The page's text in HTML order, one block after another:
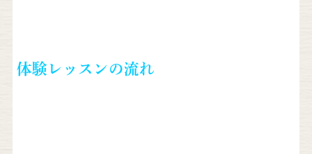
体験レッスンの流れ